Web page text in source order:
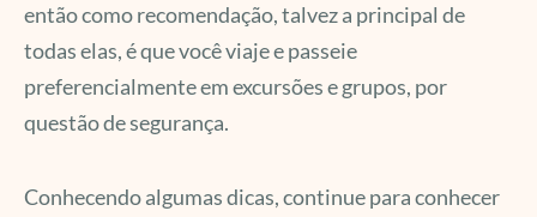
então como recomendação, talvez a principal de
todas elas, é que você viaje e passeie
preferencialmente em excursões e grupos, por
questão de segurança.
Conhecendo algumas dicas, continue para conhecer